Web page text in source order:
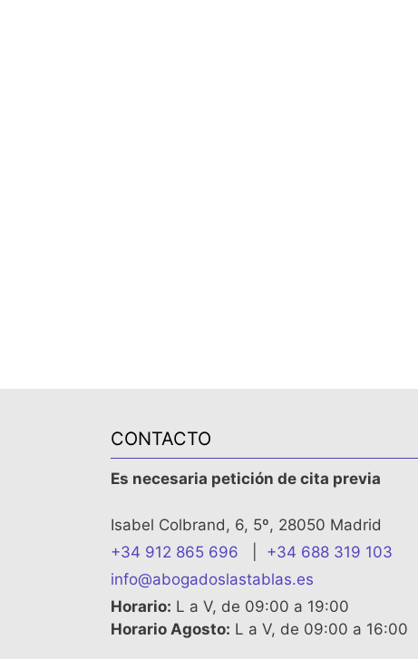
CONTACTO
Es necesaria petición de cita previa
Isabel Colbrand, 6, 5º, 28050 Madrid
+34 912 865 696
+34 688 319 103
info@abogadoslastablas.es
Horario: L a V, de 09:00 a 19:00
Horario Agosto: L a V, de 09:00 a 16:00